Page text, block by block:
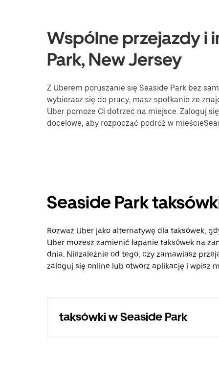
Wspólne przejazdy i
Park, New Jersey
Z Uberem poruszanie się Seaside Park bez
wybierasz się do pracy, masz spotkanie ze
Uber pomoże Ci dotrzeć na miejsce. Zaloguj
docelowe, aby rozpocząć podróż w
Seaside Park
Rozważ Uber jako alternatywę dla taksówek,
Uber możesz zamienić łapanie taksówek na
dnia. Niezależnie od tego, czy zamawiasz
zaloguj się online lub otwórz aplikację i wpisz
taksówki w Seaside Park